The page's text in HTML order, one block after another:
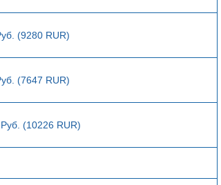
(9280 RUR)
(7647 RUR)
(10226 RUR)